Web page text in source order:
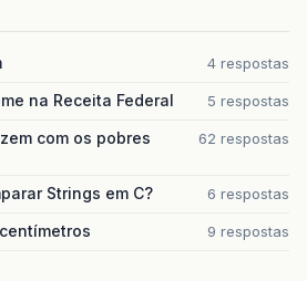
4 respostas
na Receita Federal 5 respostas
com os pobres
62 respostas
Strings em C? 6 respostas
9 respostas